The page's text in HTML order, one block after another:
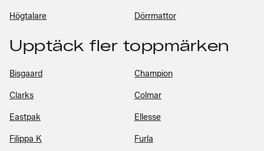
Högtalare Dörrmattor
Upptäck fler toppmärken
Bisgaard Champion
Clarks Colmar
Eastpak Ellesse
Filippa K Furla